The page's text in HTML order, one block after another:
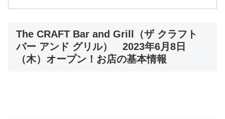
The CRAFT Bar and Grill（ザ クラフト
バー アンド グリル） 2023年6月8日
（木）オープン！お店の基本情報